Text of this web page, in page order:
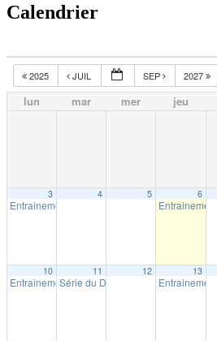
Calendrier
2025 JUIL SEP 2027
lun mar mer jeu
3
Entrainement extérieur à Shawinigan18:30
4 5 6
10
Entrainement extérieur à Shawinigan18:30
11
Série du Diable – Saison 19 –
12 13